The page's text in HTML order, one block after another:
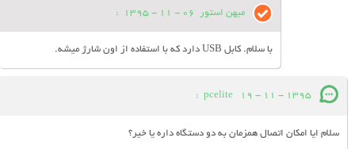
میهن استور 06 - 11 - 1395
:
با سلام. کابل USB دارد که با استفاده از اون شارژ میشه.
pcelite 19 - 11 - 1395
:
سلام ایا امکان اتصال همزمان به دو دستگاه داره یا خیر؟